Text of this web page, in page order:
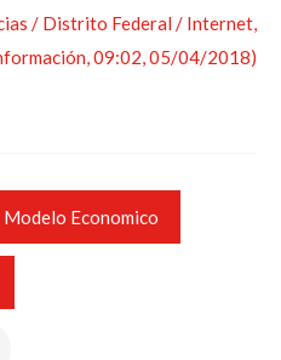
/ Distrito Federal / Internet,
09:02, 05/04/2018)
Modelo Economico